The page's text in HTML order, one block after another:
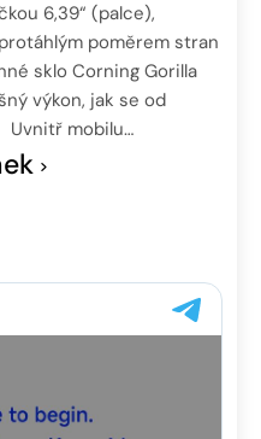
6,39“ (palce),
poměrem stran
sklo Corning Gorilla
výkon, jak se od
Uvnitř mobilu…